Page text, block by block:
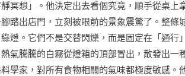
冥想」。他決定出去看個究竟，順手從桌
踏出店門，立刻被眼前的景象震驚了。整
燈。它們不是交替閃爍，而是固定在「通
氣騰騰的白霧從燈箱的頂部冒出，散發出
學家，對所有食物相關的氣味都極度敏感。